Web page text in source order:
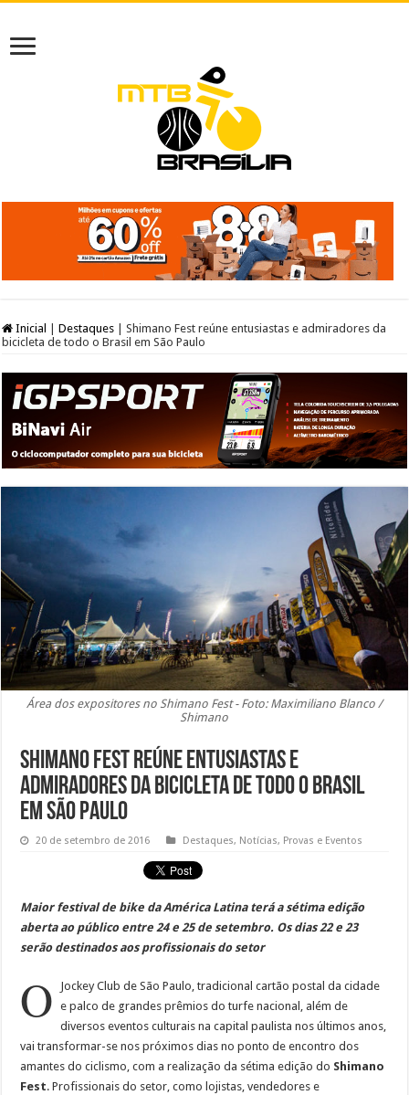
Inicial Destaques
Shimano Fest reúne entusiastas e admiradores da
bicicleta de todo o Brasil em São Paulo
Área dos expositores no Shimano Fest - Foto: Maximiliano Blanco /
Shimano
Shimano Fest reúne entusiastas e
admiradores da bicicleta de todo o Brasil
em São Paulo
20 de setembro de 2016 Destaques, Notícias, Provas e Eventos
Maior festival de bike da América Latina terá a sétima edição
aberta ao público entre 24 e 25 de setembro. Os dias 22 e 23
serão destinados aos profissionais do setor
O
Jockey Club de São Paulo, tradicional cartão postal da cidade
e palco de grandes prêmios do turfe nacional, além de
diversos eventos culturais na capital paulista nos últimos anos,
vai transformar-se nos próximos dias no ponto de encontro dos
amantes do ciclismo, com a realização da sétima edição do Shimano
Fest. Profissionais do setor, como lojistas, vendedores e